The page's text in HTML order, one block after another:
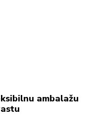
ambalažu